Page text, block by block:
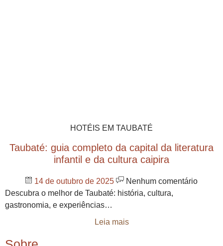
HOTÉIS EM TAUBATÉ
Taubaté: guia completo da capital da literatura
infantil e da cultura caipira
14 de outubro de 2025
Nenhum comentário
Descubra o melhor de Taubaté: história, cultura,
gastronomia, e experiências…
Leia mais